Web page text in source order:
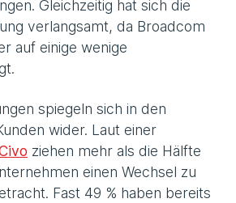
Gleichzeitig hat sich die
verlangsamt, da Broadcom
auf einige wenige
spiegeln sich in den
wider. Laut einer
ziehen mehr als die Hälfte
einen Wechsel zu
Fast 49 % haben bereits